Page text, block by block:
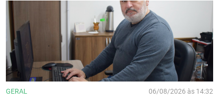
GERAL 06/08/2026 às 14:32